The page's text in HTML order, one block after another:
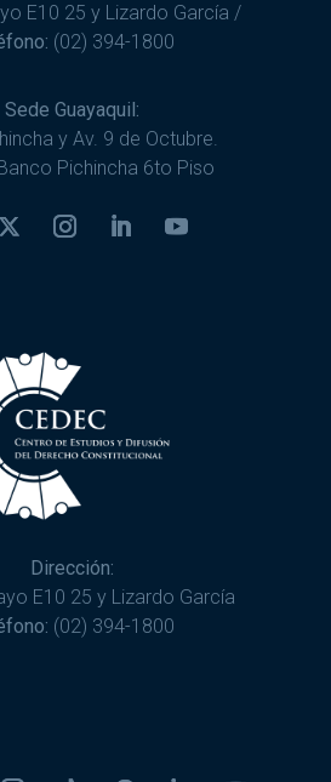
E10 25 y Lizardo García /
(02) 394-1800
Sede Guayaquil:
y Av. 9 de Octubre.
Pichincha 6to Piso
Dirección:
E10 25 y Lizardo García
(02) 394-1800